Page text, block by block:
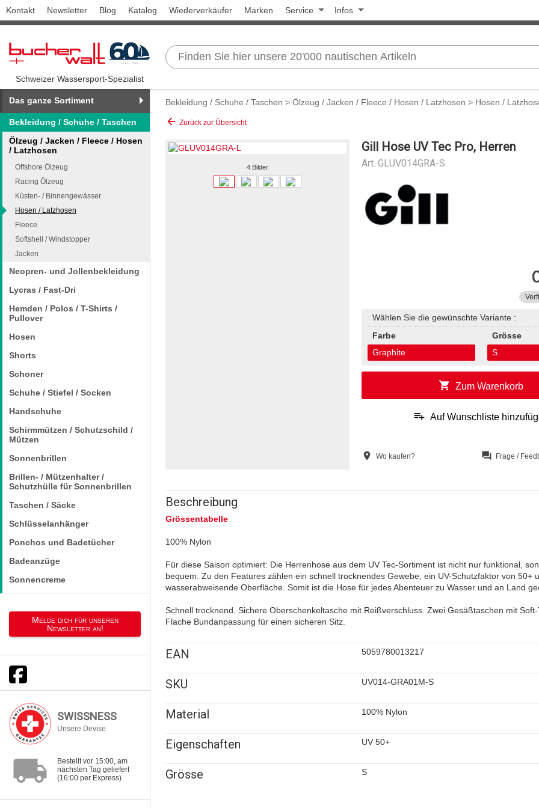
Kontakt Newsletter Blog Katalog Wiederverkäufer Marken Service Infos
Schweizer Wassersport-Spezialist
Das ganze Sortiment
Bekleidung / Schuhe / Taschen
Ölzeug / Jacken / Fleece / Hosen
/ Latzhosen
Offshore Ölzeug
Racing Ölzeug
Küsten- / Binnengewässer
Hosen / Latzhosen
Fleece
Softshell / Windstopper
Jacken
Neopren- und Jollenbekleidung
Lycras / Fast-Dri
Hemden / Polos / T-Shirts /
Pullover
Hosen
Shorts
Schoner
Schuhe / Stiefel / Socken
Handschuhe
Schirmmützen / Schutzschild /
Mützen
Sonnenbrillen
Brillen- / Mützenhalter /
Schutzhülle für Sonnenbrillen
Taschen / Säcke
Schlüsselanhänger
Ponchos und Badetücher
Badeanzüge
Sonnencreme
Melde dich für unseren
Newsletter an!
SWISSNESS
Unsere Devise
local_shipping
Bestellt vor 15:00, am
nächsten Tag geliefert
(16:00 per Express)
Bekleidung / Schuhe / Taschen > Ölzeug / Jacken / Fleece / Hosen / Latzhosen > Hosen /
arrow_back Zurück zur Übersicht
4 Bilder
Gill Hose UV Tec Pro, Herren
Art. GLUV014GRA-S
Wählen Sie die gewünschte Variante :
Farbe
Graphite
Grösse
S
shopping_cart Zum Warenkorb
playlist_add Auf Wunschliste
location_on Wo kaufen? question_answer Frage /
Beschreibung
Grössentabelle
100% Nylon
Für diese Saison optimiert: Die Herrenhose aus dem UV Tec-Sortiment ist nicht nur funktional,
bequem. Zu den Features zählen ein schnell trocknendes Gewebe, ein UV-Schutzfaktor von 50+
wasserabweisende Oberfläche. Somit ist die Hose für jedes Abenteuer zu Wasser und an Land
Schnell trocknend. Sichere Oberschenkeltasche mit Reißverschluss. Zwei Gesäßtaschen mit Soft-
Flache Bundanpassung für einen sicheren Sitz.
EAN 5059780013217
SKU UV014-GRA01M-S
Material 100% Nylon
Eigenschaften UV 50+
Grösse S